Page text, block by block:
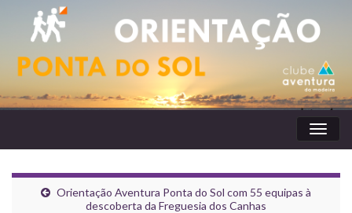
Orientação Aventura Ponta do Sol com 55 equipas à
descoberta da Freguesia dos Canhas